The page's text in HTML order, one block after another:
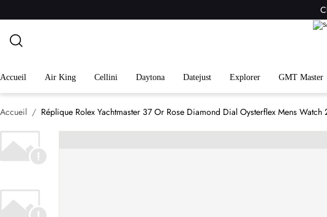
Accueil Air King Cellini Daytona Datejust Explorer GMT Master
Accueil Réplique Rolex Yachtmaster 37 Or Rose Diamond Dial Oysterflex Mens